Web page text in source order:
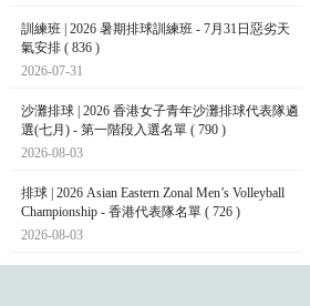
訓練班 | 2026 暑期排球訓練班 - 7月31日惡劣天
氣安排 ( 836 )
2026-07-31
沙灘排球 | 2026 香港女子青年沙灘排球代表隊遴
選(七月) - 第一階段入選名單 ( 790 )
2026-08-03
排球 | 2026 Asian Eastern Zonal Men’s Volleyball
Championship - 香港代表隊名單 ( 726 )
2026-08-03